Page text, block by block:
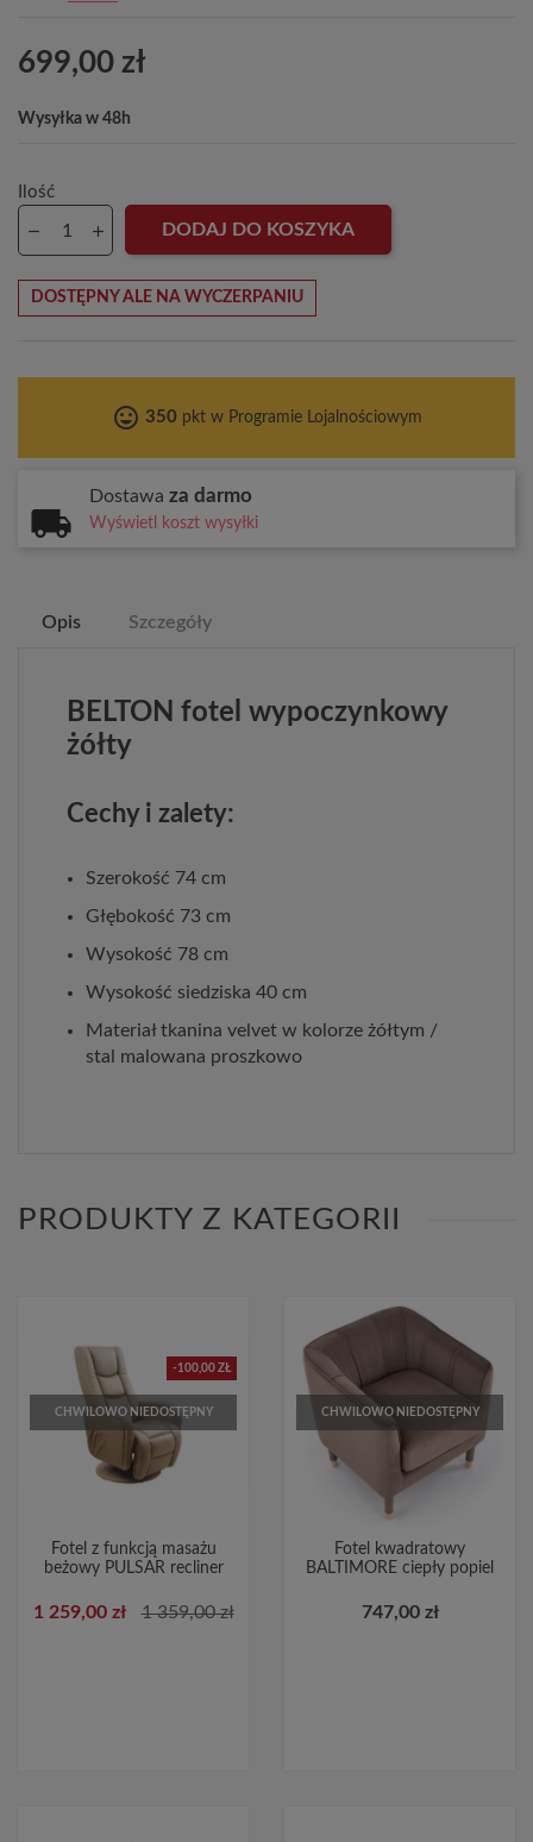
699,00 zł
Wysyłka w 48h
Ilość
DODAJ DO KOSZYKA
DOSTĘPNY ALE NA WYCZERPANIU
tag_faces 350pkt w Programie Lojalnościowym
Dostawa za darmo
Wyświetl koszt wysyłki
Opis Szczegóły
BELTON fotel wypoczynkowy
żółty
Cechy i zalety:
Szerokość 74 cm
Głębokość 73 cm
Wysokość 78 cm
Wysokość siedziska 40 cm
Materiał tkanina velvet w kolorze żółtym /
stal malowana proszkowo
PRODUKTY Z KATEGORII
-100,00 ZŁ
CHWILOWO NIEDOSTĘPNY
Fotel z funkcją masażu
beżowy PULSAR recliner
1 259,00 zł 1 359,00 zł
CHWILOWO NIEDOSTĘPNY
Fotel kwadratowy
BALTIMORE ciepły popiel
747,00 zł